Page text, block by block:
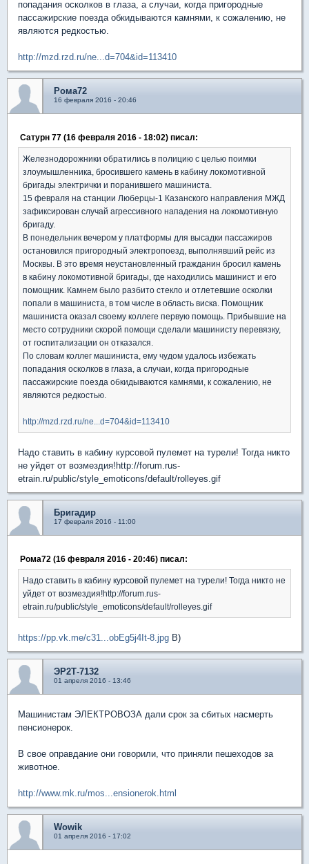
попадания осколков в глаза, а случаи, когда пригородные
пассажирские поезда обкидываются камнями, к сожалению, не
являются редкостью.
http://mzd.rzd.ru/ne...d=704&id=113410
Рома72
16 февраля 2016 - 20:46
Сатурн 77 (16 февраля 2016 - 18:02) писал:
Железнодорожники обратились в полицию с целью поимки
злоумышленника, бросившего камень в кабину локомотивной
бригады электрички и поранившего машиниста.
15 февраля на станции Люберцы-1 Казанского направления МЖД
зафиксирован случай агрессивного нападения на локомотивную
бригаду.
В понедельник вечером у платформы для высадки пассажиров
остановился пригородный электропоезд, выполнявший рейс из
Москвы. В это время неустановленный гражданин бросил камень
в кабину локомотивной бригады, где находились машинист и его
помощник. Камнем было разбито стекло и отлетевшие осколки
попали в машиниста, в том числе в область виска. Помощник
машиниста оказал своему коллеге первую помощь. Прибывшие на
место сотрудники скорой помощи сделали машинисту перевязку,
от госпитализации он отказался.
По словам коллег машиниста, ему чудом удалось избежать
попадания осколков в глаза, а случаи, когда пригородные
пассажирские поезда обкидываются камнями, к сожалению, не
являются редкостью.
http://mzd.rzd.ru/ne...d=704&id=113410
Надо ставить в кабину курсовой пулемет на турели! Тогда никто
не уйдет от возмездия!http://forum.rus-
etrain.ru/public/style_emoticons/default/rolleyes.gif
Бригадир
17 февраля 2016 - 11:00
Рома72 (16 февраля 2016 - 20:46) писал:
Надо ставить в кабину курсовой пулемет на турели! Тогда никто не
уйдет от возмездия!http://forum.rus-
etrain.ru/public/style_emoticons/default/rolleyes.gif
https://pp.vk.me/c31...obEg5j4It-8.jpg B)
ЭР2Т-7132
01 апреля 2016 - 13:46
Машинистам ЭЛЕКТРОВОЗА дали срок за сбитых насмерть
пенсионерок.
В свое оправдание они говорили, что приняли пешеходов за
животное.
http://www.mk.ru/mos...ensionerok.html
Wowik
01 апреля 2016 - 17:02